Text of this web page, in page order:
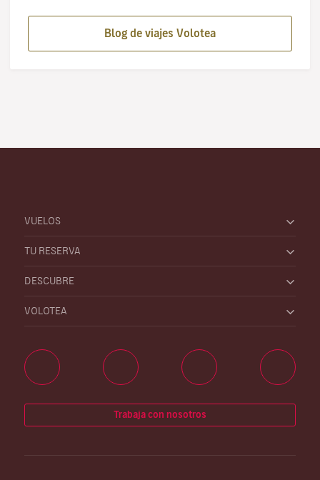
Blog de viajes Volotea
VUELOS
TU RESERVA
DESCUBRE
VOLOTEA
Trabaja con nosotros